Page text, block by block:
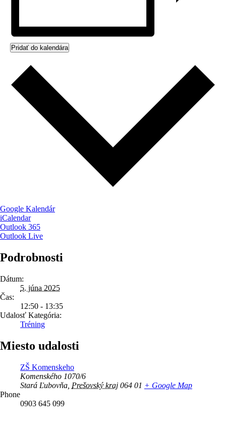
Pridať do kalendára
Google Kalendár
iCalendar
Outlook 365
Outlook Live
Podrobnosti
Dátum:
5. júna 2025
Čas:
12:50 - 13:35
Udalosť Kategória:
Tréning
Miesto udalosti
ZŠ Komenskeho
Komenského 1070/6
Stará Ľubovňa Prešovský kraj 064 01 + Google Map
Phone
0903 645 099